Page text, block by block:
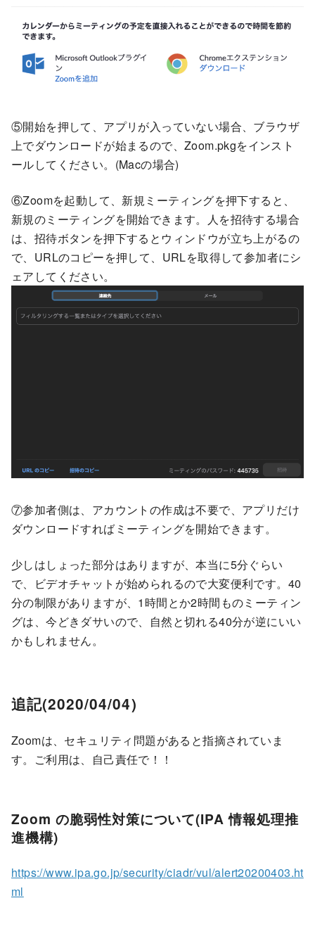
⑤開始を押して、アプリが入っていない場合、ブラウザ
上でダウンロードが始まるので、Zoom.pkgをインスト
ールしてください。(Macの場合)
⑥Zoomを起動して、新規ミーティングを押下すると、
新規のミーティングを開始できます。人を招待する場合
は、招待ボタンを押下するとウィンドウが立ち上がるの
で、URLのコピーを押して、URLを取得して参加者にシ
ェアしてください。
⑦参加者側は、アカウントの作成は不要で、アプリだけ
ダウンロードすればミーティングを開始できます。
少しはしょった部分はありますが、本当に5分ぐらい
で、ビデオチャットが始められるので大変便利です。40
分の制限がありますが、1時間とか2時間ものミーティン
グは、今どきダサいので、自然と切れる40分が逆にいい
かもしれません。
追記(2020/04/04)
Zoomは、セキュリティ問題があると指摘されていま
す。ご利用は、自己責任で！！
Zoom の脆弱性対策について(IPA 情報処理推
進機構)
https://www.ipa.go.jp/security/ciadr/vul/alert20200403.ht
ml